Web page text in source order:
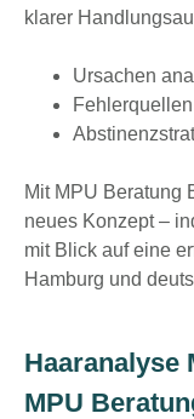
klarer
Ursachen
Mit MPU Beratung
neues Konzept –
mit Blick auf eine
Hamburg und
Haaranalyse
MPU